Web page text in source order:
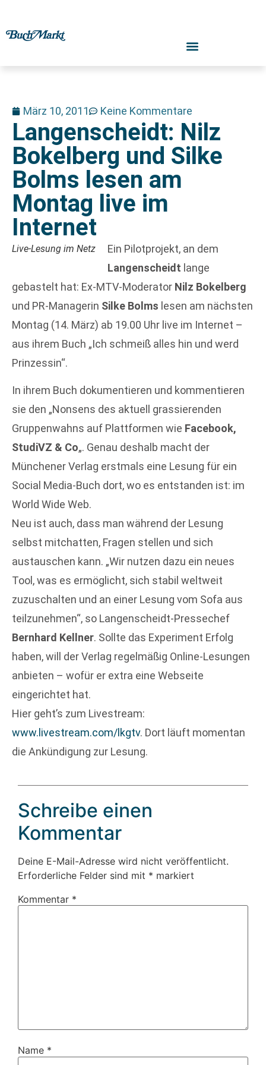
März 10, 2011 Keine Kommentare
Langenscheidt: Nilz
Bokelberg und Silke
Bolms lesen am
Montag live im
Internet
Live-Lesung im Netz
Ein Pilotprojekt, an dem
Langenscheidt lange
gebastelt hat: Ex-MTV-Moderator Nilz Bokelberg
und PR-Managerin Silke Bolms lesen am nächsten
Montag (14. März) ab 19.00 Uhr live im Internet –
aus ihrem Buch „Ich schmeiß alles hin und werd
Prinzessin“.
In ihrem Buch dokumentieren und kommentieren
sie den „Nonsens des aktuell grassierenden
Gruppenwahns auf Plattformen wie Facebook,
StudiVZ & Co„. Genau deshalb macht der
Münchener Verlag erstmals eine Lesung für ein
Social Media-Buch dort, wo es entstanden ist: im
World Wide Web.
Neu ist auch, dass man während der Lesung
selbst mitchatten, Fragen stellen und sich
austauschen kann. „Wir nutzen dazu ein neues
Tool, was es ermöglicht, sich stabil weltweit
zuzuschalten und an einer Lesung vom Sofa aus
teilzunehmen“, so Langenscheidt-Pressechef
Bernhard Kellner. Sollte das Experiment Erfolg
haben, will der Verlag regelmäßig Online-Lesungen
anbieten – wofür er extra eine Webseite
eingerichtet hat.
Hier geht’s zum Livestream:
www.livestream.com/lkgtv. Dort läuft momentan
die Ankündigung zur Lesung.
Schreibe einen
Kommentar
Deine E-Mail-Adresse wird nicht veröffentlicht.
Erforderliche Felder sind mit * markiert
Kommentar *
Name *